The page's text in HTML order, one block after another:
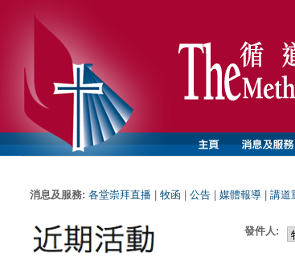
消息及服務: 各堂崇拜直播 牧函 公告 媒體報導 講道
發件人: